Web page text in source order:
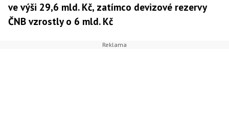
ve výši 29,6 mld. Kč, zatímco devizové rezervy
ČNB vzrostly o 6 mld. Kč